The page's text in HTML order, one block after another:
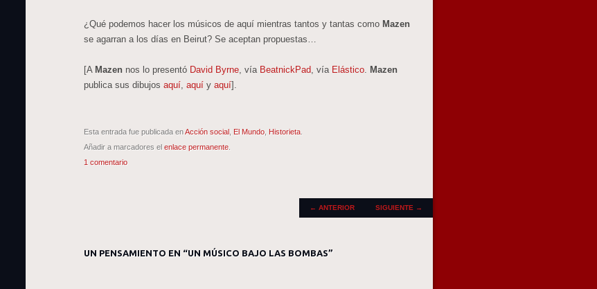
¿Qué podemos hacer los músicos de aquí mientras tantos y tantas como Mazen
se agarran a los días en Beirut? Se aceptan propuestas…
[A Mazen nos lo presentó David Byrne, vía BeatnickPad, vía Elástico. Mazen
publica sus dibujos aquí, aquí y aquí].
Esta entrada fue publicada enAcción social El Mundo Historieta
Añadir a marcadores el enlace permanente
1 comentario
NAVEGADOR DE
ARTÍCULOS
← ANTERIOR SIGUIENTE →
UN PENSAMIENTO EN “UN MÚSICO BAJO LAS BOMBAS”